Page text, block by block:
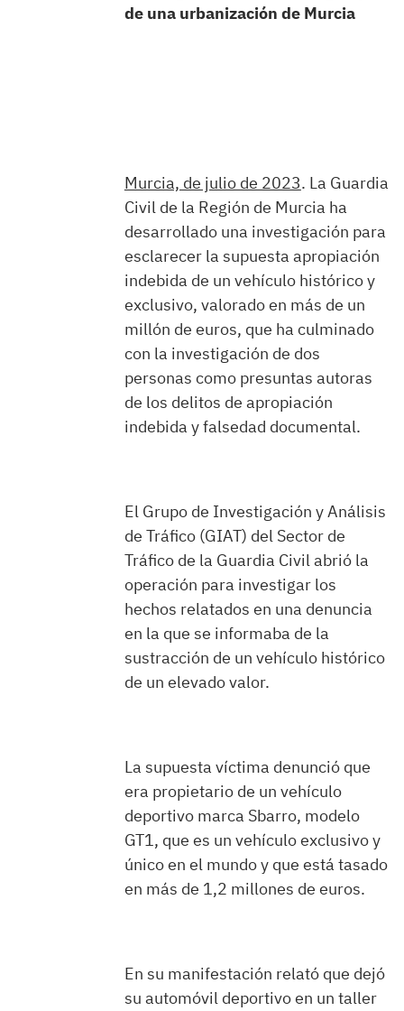
de una urbanización de Murcia
Murcia, de julio de 2023. La Guardia
Civil de la Región de Murcia ha
desarrollado una investigación para
esclarecer la supuesta apropiación
indebida de un vehículo histórico y
exclusivo, valorado en más de un
millón de euros, que ha culminado
con la investigación de dos
personas como presuntas autoras
de los delitos de apropiación
indebida y falsedad documental.
El Grupo de Investigación y Análisis
de Tráfico (GIAT) del Sector de
Tráfico de la Guardia Civil abrió la
operación para investigar los
hechos relatados en una denuncia
en la que se informaba de la
sustracción de un vehículo histórico
de un elevado valor.
La supuesta víctima denunció que
era propietario de un vehículo
deportivo marca Sbarro, modelo
GT1, que es un vehículo exclusivo y
único en el mundo y que está tasado
en más de 1,2 millones de euros.
En su manifestación relató que dejó
su automóvil deportivo en un taller